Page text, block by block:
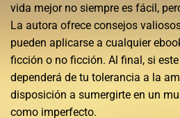
vida mejor no siempre es fácil,
La autora ofrece consejos
pueden aplicarse a cualquier
ficción o no ficción. Al final, si
dependerá de tu tolerancia a la
disposición a sumergirte en un
como imperfecto.